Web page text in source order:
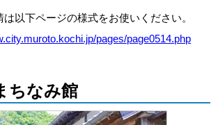
は以下ページの様式をお使いください。
pages/page0514.php
ちなみ館